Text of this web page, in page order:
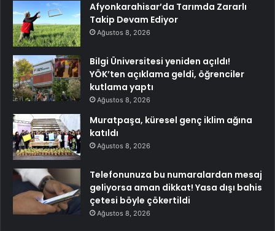
Afyonkarahisar’da Tarımda Zararlı
Takip Devam Ediyor
Ağustos 8, 2026
Bilgi Üniversitesi yeniden açıldı!
YÖK’ten açıklama geldi, öğrenciler
kutlama yaptı
Ağustos 8, 2026
Muratpaşa, küresel genç iklim ağına
katıldı
Ağustos 8, 2026
Telefonunuza bu numaralardan mesaj
geliyorsa aman dikkat! Yasa dışı bahis
çetesi böyle çökertildi
Ağustos 8, 2026